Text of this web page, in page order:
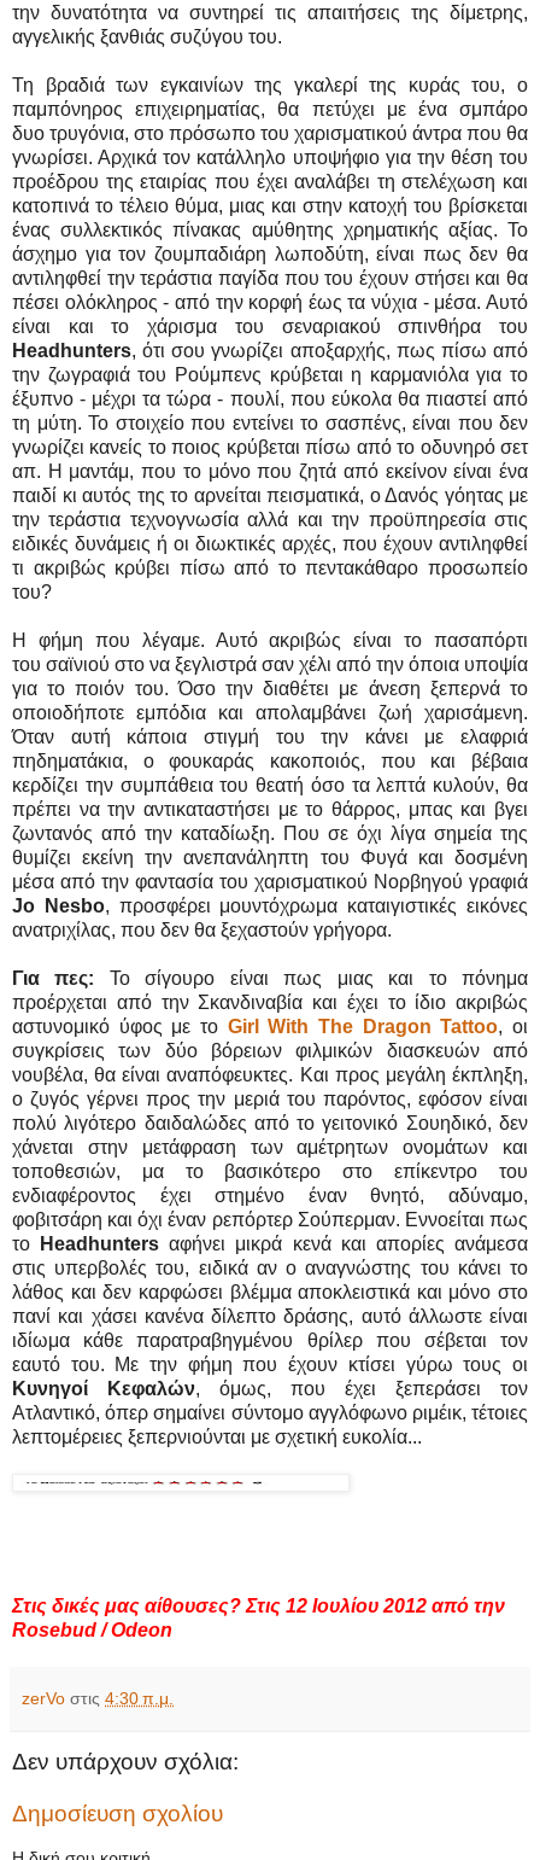
την δυνατότητα να συντηρεί τις απαιτήσεις της δίμετρης,
αγγελικής ξανθιάς συζύγου του.
Τη βραδιά των εγκαινίων της γκαλερί της κυράς του, ο
παμπόνηρος επιχειρηματίας, θα πετύχει με ένα σμπάρο
δυο τρυγόνια, στο πρόσωπο του χαρισματικού άντρα που θα
γνωρίσει. Αρχικά τον κατάλληλο υποψήφιο για την θέση του
προέδρου της εταιρίας που έχει αναλάβει τη στελέχωση και
κατοπινά το τέλειο θύμα, μιας και στην κατοχή του βρίσκεται
ένας συλλεκτικός πίνακας αμύθητης χρηματικής αξίας. Το
άσχημο για τον ζουμπαδιάρη λωποδύτη, είναι πως δεν θα
αντιληφθεί την τεράστια παγίδα που του έχουν στήσει και θα
πέσει ολόκληρος - από την κορφή έως τα νύχια - μέσα. Αυτό
είναι και το χάρισμα του σεναριακού σπινθήρα του
Headhunters, ότι σου γνωρίζει αποξαρχής, πως πίσω από
την ζωγραφιά του Ρούμπενς κρύβεται η καρμανιόλα για το
έξυπνο - μέχρι τα τώρα - πουλί, που εύκολα θα πιαστεί από
τη μύτη. Το στοιχείο που εντείνει το σασπένς, είναι που δεν
γνωρίζει κανείς το ποιος κρύβεται πίσω από το οδυνηρό σετ
απ. Η μαντάμ, που το μόνο που ζητά από εκείνον είναι ένα
παιδί κι αυτός της το αρνείται πεισματικά, ο Δανός γόητας με
την τεράστια τεχνογνωσία αλλά και την προϋπηρεσία στις
ειδικές δυνάμεις ή οι διωκτικές αρχές, που έχουν αντιληφθεί
τι ακριβώς κρύβει πίσω από το πεντακάθαρο προσωπείο
του?
Η φήμη που λέγαμε. Αυτό ακριβώς είναι το πασαπόρτι
του σαϊνιού στο να ξεγλιστρά σαν χέλι από την όποια υποψία
για το ποιόν του. Όσο την διαθέτει με άνεση ξεπερνά το
οποιοδήποτε εμπόδια και απολαμβάνει ζωή χαρισάμενη.
Όταν αυτή κάποια στιγμή του την κάνει με ελαφριά
πηδηματάκια, ο φουκαράς κακοποιός, που και βέβαια
κερδίζει την συμπάθεια του θεατή όσο τα λεπτά κυλούν, θα
πρέπει να την αντικαταστήσει με το θάρρος, μπας και βγει
ζωντανός από την καταδίωξη. Που σε όχι λίγα σημεία της
θυμίζει εκείνη την ανεπανάληπτη του Φυγά και δοσμένη
μέσα από την φαντασία του χαρισματικού Νορβηγού γραφιά
Jo Nesbo, προσφέρει μουντόχρωμα καταιγιστικές εικόνες
ανατριχίλας, που δεν θα ξεχαστούν γρήγορα.
Για πες: Το σίγουρο είναι πως μιας και το πόνημα
προέρχεται από την Σκανδιναβία και έχει το ίδιο ακριβώς
αστυνομικό ύφος με το Girl With The Dragon Tattoo, οι
συγκρίσεις των δύο βόρειων φιλμικών διασκευών από
νουβέλα, θα είναι αναπόφευκτες. Και προς μεγάλη έκπληξη,
ο ζυγός γέρνει προς την μεριά του παρόντος, εφόσον είναι
πολύ λιγότερο δαιδαλώδες από το γειτονικό Σουηδικό, δεν
χάνεται στην μετάφραση των αμέτρητων ονομάτων και
τοποθεσιών, μα το βασικότερο στο επίκεντρο του
ενδιαφέροντος έχει στημένο έναν θνητό, αδύναμο,
φοβιτσάρη και όχι έναν ρεπόρτερ Σούπερμαν. Εννοείται πως
το
Headhunters αφήνει μικρά κενά και απορίες ανάμεσα
στις υπερβολές του, ειδικά αν ο αναγνώστης του κάνει το
λάθος και δεν καρφώσει βλέμμα αποκλειστικά και μόνο στο
πανί και χάσει κανένα δίλεπτο δράσης, αυτό άλλωστε είναι
ιδίωμα κάθε παρατραβηγμένου θρίλερ που σέβεται τον
εαυτό του. Με την φήμη που έχουν κτίσει γύρω τους οι
Κυνηγοί Κεφαλών, όμως, που έχει ξεπεράσει τον
Ατλαντικό, όπερ σημαίνει σύντομο αγγλόφωνο ριμέικ, τέτοιες
λεπτομέρειες ξεπερνιούνται με σχετική ευκολία...
Στις δικές μας αίθουσες? Στις 12 Ιουλίου 2012 από την
Rosebud / Odeon
zerVo στις 4:30 π.μ.
Δεν υπάρχουν σχόλια:
Δημοσίευση σχολίου